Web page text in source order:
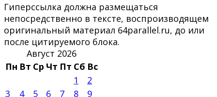
Гиперссылка должна размещаться
непосредственно в тексте, воспроизводящем
оригинальный материал 64parallel.ru, до или
после цитируемого блока.
Август 2026
Пн Вт Ср Чт Пт Сб Вс
1
2
3
4 5 6 7 8
9